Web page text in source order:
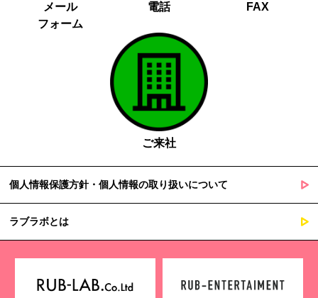
メール
フォーム
電話 FAX
ご来社
個人情報保護方針・個人情報の取り扱いについて
ラブラボとは